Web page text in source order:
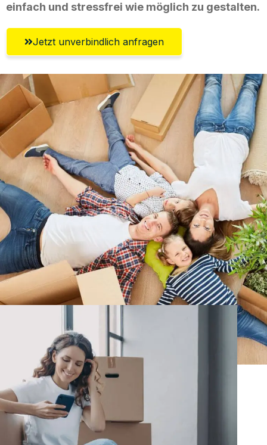
einfach und stressfrei wie möglich zu gestalten.
Jetzt unverbindlich anfragen